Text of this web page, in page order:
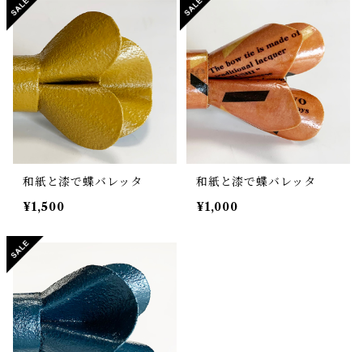
和紙と漆で蝶バレッタ
¥1,500
和紙と漆で蝶バレッタ
¥1,000